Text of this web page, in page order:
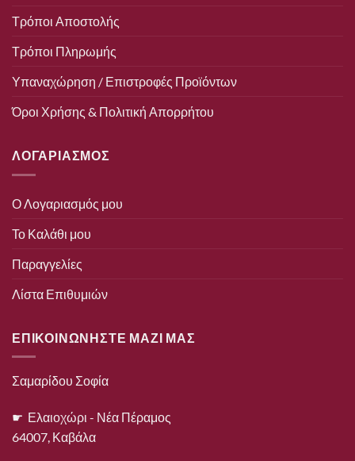
Τρόποι Αποστολής
Τρόποι Πληρωμής
Υπαναχώρηση / Επιστροφές Προϊόντων
Όροι Χρήσης & Πολιτική Απορρήτου
ΛΟΓΑΡΙΑΣΜΟΣ
Ο Λογαριασμός μου
Το Καλάθι μου
Παραγγελίες
Λίστα Επιθυμιών
ΕΠΙΚΟΙΝΩΝΗΣΤΕ ΜΑΖΙ ΜΑΣ
Σαμαρίδου Σοφία
☛ Ελαιοχώρι - Νέα Πέραμος
64007, Καβάλα